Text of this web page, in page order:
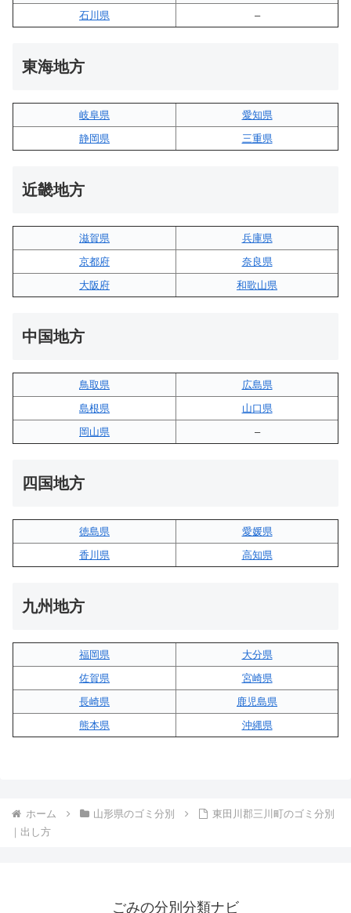
石川県
–
東海地方
岐阜県
愛知県
静岡県
三重県
近畿地方
滋賀県
兵庫県
京都府
奈良県
大阪府
和歌山県
中国地方
鳥取県
広島県
島根県
山口県
岡山県
–
四国地方
徳島県
愛媛県
香川県
高知県
九州地方
福岡県
大分県
佐賀県
宮崎県
長崎県
鹿児島県
熊本県
沖縄県
ホーム 山形県のゴミ分別
東田川郡三川町のゴミ分別
｜出し方
ごみの分別分類ナビ